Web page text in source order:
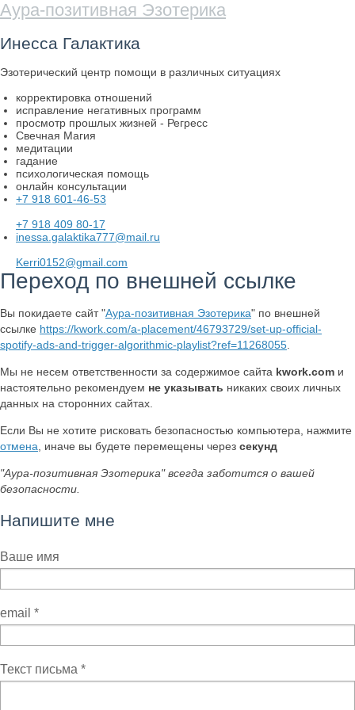
Аура-позитивная Эзотерика
Инесса Галактика
Эзотерический центр помощи в различных ситуациях
корректировка отношений
исправление негативных программ
просмотр прошлых жизней - Регресс
Свечная Магия
медитации
гадание
психологическая помощь
онлайн консультации
+7 918 601-46-53
+7 918 409 80-17
inessa.galaktika777@mail.ru
Kerri0152@gmail.com
Переход по внешней ссылке
Вы покидаете сайт "Аура-позитивная Эзотерика" по внешней
ссылке https://kwork.com/a-placement/46793729/set-up-official-
spotify-ads-and-trigger-algorithmic-playlist?ref=11268055.
Мы не несем ответственности за содержимое сайта kwork.com и
настоятельно рекомендуем не указывать никаких своих личных
данных на сторонних сайтах.
Если Вы не хотите рисковать безопасностью компьютера, нажмите
отмена, иначе вы будете перемещены через секунд
"Аура-позитивная Эзотерика" всегда заботится о вашей
безопасности.
Напишите мне
Ваше имя
email *
Текст письма *